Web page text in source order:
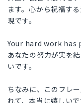
ます。心から祝福す
現です。
Your hard work
あなたの努力が実を
いです。
ちなみに、このフレ
れて、本当に嬉しい